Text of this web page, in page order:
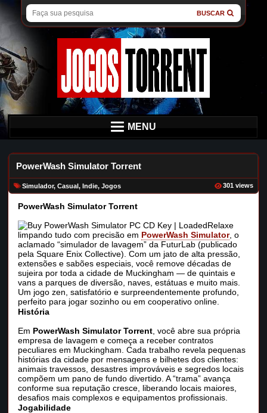
BUSCAR
MENU
PowerWash Simulator Torrent
Simulador,Casual,Indie,Jogos 301 views
PowerWash Simulator Torrent
Relaxe
limpando tudo com precisão em PowerWash Simulator, o
aclamado “simulador de lavagem” da FuturLab (publicado
pela Square Enix Collective). Com um jato de alta pressão,
extensões e sabões especiais, você remove décadas de
sujeira por toda a cidade de Muckingham — de quintais e
vans a parques de diversão, naves, estátuas e muito mais.
Um jogo zen, satisfatório e surpreendentemente profundo,
perfeito para jogar sozinho ou em cooperativo online.
História
Em PowerWash Simulator Torrent , você abre sua própria
empresa de lavagem e começa a receber contratos
peculiares em Muckingham. Cada trabalho revela pequenas
histórias da cidade por mensagens e bilhetes dos clientes:
animais travessos, desastres improváveis e segredos locais
compõem um pano de fundo divertido. A “trama” avança
conforme sua reputação cresce, liberando locais maiores,
desafios mais complexos e equipamentos profissionais.
Jogabilidade